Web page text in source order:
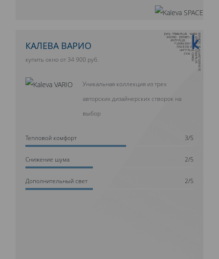
10 ЛЕТ ГАРАНТИИ
КАЛЕВА ВАРИО
купить окно от 34 900 руб.
Уникальная коллекция из трех
авторских дизайнерских створок на
выбор
Тепловой комфорт 3/5
Cнижение шума 2/5
Дополнительный свет 2/5